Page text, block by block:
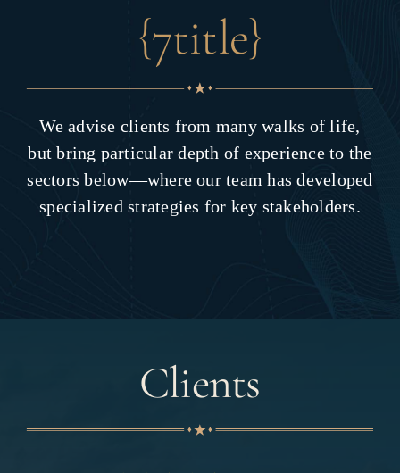
{7title}
We advise clients from many walks of life,
but bring particular depth of experience to the
sectors below—where our team has developed
specialized strategies for key stakeholders.
Clients